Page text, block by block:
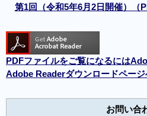
第1回（令和5年6月2日開催）（
PDFファイルをご覧になるには
Adobe Readerダウンロードページ
お問い合